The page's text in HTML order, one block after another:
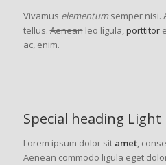
Vivamus elementumsemper nisi.
tellus.Aeneanleo ligula,porttitor
ac, enim.
Special heading Light
Lorem ipsum dolor sit amet,
Aenean commodo ligula eget